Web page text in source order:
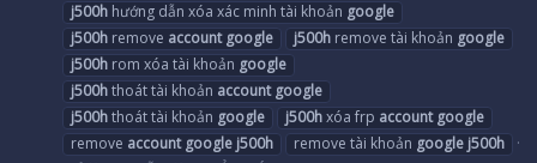
j500h hướng dẫn xóa xác minh tài khoản google
j500h remove account google j500h remove tài khoản google
j500h rom xóa tài khoản google
j500hthoát tài khoản account google
j500hthoát tài khoản google j500hxóa frp account google
remove account google j500h remove tài khoản google j500h